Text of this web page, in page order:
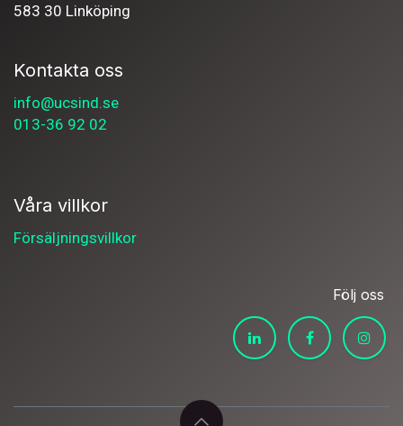
583 30 Linköping
Kontakta oss
info@ucsind.se
013-36 92 02
Våra villkor
Försäljningsvillkor
Följ oss